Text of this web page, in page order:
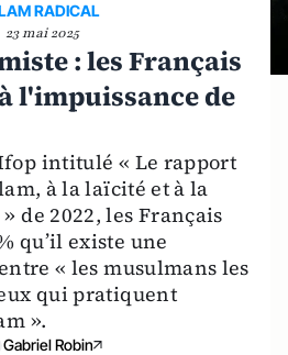
RADICAL
23 mai 2025
: les Français
l'impuissance de
intitulé « Le rapport
à la laïcité et à la
de 2022, les Français
qu’il existe une
« les musulmans les
qui pratiquent
».
Gabriel Robin